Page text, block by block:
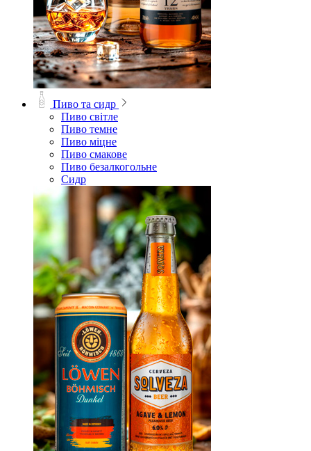
Пиво та сидр
Пиво світле
Пиво темне
Пиво міцне
Пиво смакове
Пиво безалкогольне
Сидр